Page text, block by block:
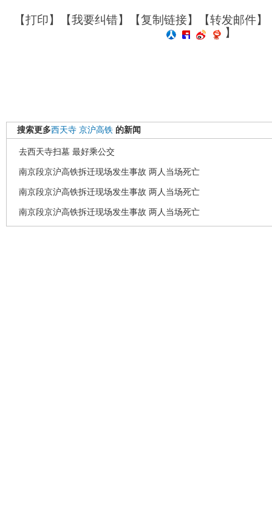
【打印】【我要纠错】【复制链接】【转发邮件】
】
搜索更多西天寺 京沪高铁 的新闻
去西天寺扫墓 最好乘公交
南京段京沪高铁拆迁现场发生事故 两人当场死亡
南京段京沪高铁拆迁现场发生事故 两人当场死亡
南京段京沪高铁拆迁现场发生事故 两人当场死亡